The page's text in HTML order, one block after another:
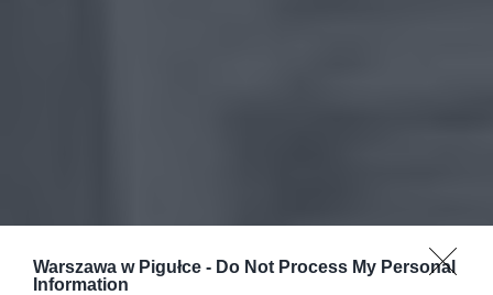
Warszawa w Pigułce - Do Not Process My Personal
Information